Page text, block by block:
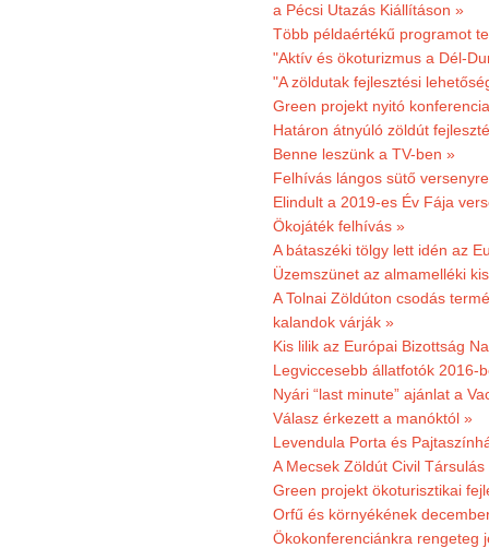
a Pécsi Utazás Kiállításon »
Több példaértékű programot
"Aktív és ökoturizmus a Dél-
"A zöldutak fejlesztési
Green projekt nyitó
Határon átnyúló zöldút
Benne leszünk a TV-ben »
Felhívás lángos sütő
Elindult a 2019-es Év Fája
Ökojáték felhívás »
A bátaszéki tölgy lett idén az
Üzemszünet az almamelléki
A Tolnai Zöldúton csodás
kalandok várják »
Kis lilik az Európai Bizottság
Legviccesebb állatfotók 2016-
Nyári “last minute” ajánlat a
Válasz érkezett a manóktól »
Levendula Porta és
A Mecsek Zöldút Civil
Green projekt ökoturisztikai
Orfű és környékének
Ökokonferenciánkra rengeteg